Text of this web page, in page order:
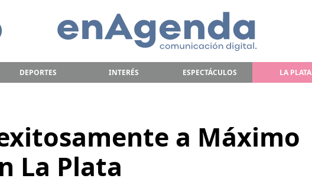
DEPORTES INTERÉS ESPECTÁCULOS LA PLATA
a Máximo
La Plata